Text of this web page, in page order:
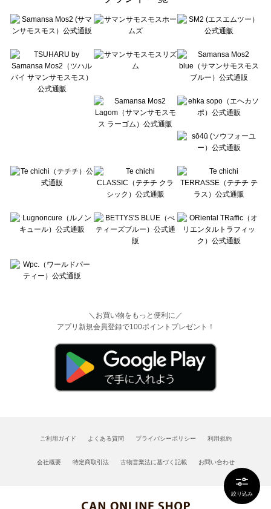
絞り込み
sō4ū（ソウフォーユー）のワンピース一覧
Te chichi（テチチ）のワンピース一覧
Te chichi CLASSIC（テチチ クラシック）のワンピース一覧
Lugnoncure（ルノンキュール）のワンピース一覧
BETTY'S BLUE（べティーズブルー）のワンピース一覧
Wpc.（ワールドパーティー）のワンピース一覧
＼お買い物をもっと便利に／
アプリ新規会員登録で100ポイントプレゼント！
ご利用ガイド よくある質問 プライバシーポリシー 利用規約
会社概要 特定商取引法 古物営業法に基づく記載 お問い合わせ